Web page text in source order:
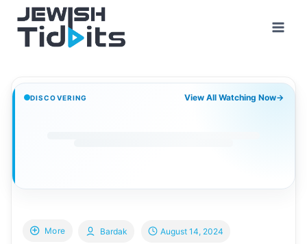
content
DISCOVERING View All Watching Now→
More Bardak August 14, 2024